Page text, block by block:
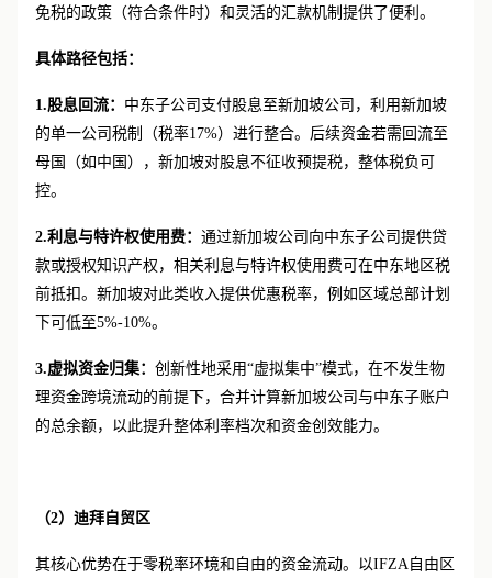
东主要国家（如阿联酋）虽无直接税收协定，但其对境外收入
1.股息回流：中东子公司支付股息至新加坡公司，利用新加坡
的单一公司税制（税率17%）进行整合。后续资金若需回流至
母国（如中国），新加坡对股息不征收预提税，整体税负可
2.利息与特许权使用费：通过新加坡公司向中东子公司提供贷
款或授权知识产权，相关利息与特许权使用费可在中东地区税
前抵扣。新加坡对此类收入提供优惠税率，例如区域总部计划
3.虚拟资金归集：创新性地采用“虚拟集中”模式，在不发生物
理资金跨境流动的前提下，合并计算新加坡公司与中东子账户